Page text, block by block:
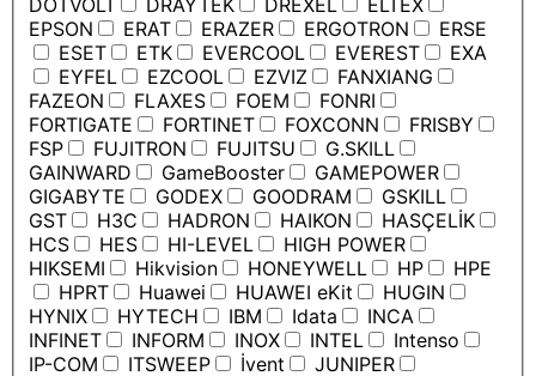
DOTVOLT
DRAYTEK DREXEL
ELTEX
EPSON
ERAT ERAZER ERGOTRON
ERSE
ESET
ETK EVERCOOL EVEREST
EXA
EYFEL
EZCOOL EZVIZ
FANXIANG
FAZEON
FLAXES FOEM
FONRI
FORTIGATE
FORTINET FOXCONN
FRISBY
FSP
FUJITRON FUJITSU
G.SKILL
GAINWARD
GameBooster
GAMEPOWER
GIGABYTE
GODEX GOODRAM
GSKILL
GST
H3C HADRON HAIKON
HASÇELİK
HCS
HES HI-LEVEL
HIGH POWER
HIKSEMI
Hikvision HONEYWELL HP
HPE
HPRT
Huawei HUAWEI eKit
HUGIN
HYNIX
HYTECH IBM Idata
INCA
INFINET
INFORM INOX INTEL
Intenso
IP-COM
ITSWEEP İvent
JUNIPER